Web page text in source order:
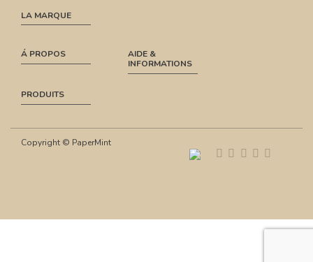
LA MARQUE
Á PROPOS
AIDE &
INFORMATIONS
PRODUITS
Copyright © PaperMint